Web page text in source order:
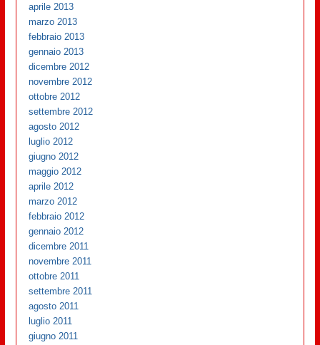
aprile 2013
marzo 2013
febbraio 2013
gennaio 2013
dicembre 2012
novembre 2012
ottobre 2012
settembre 2012
agosto 2012
luglio 2012
giugno 2012
maggio 2012
aprile 2012
marzo 2012
febbraio 2012
gennaio 2012
dicembre 2011
novembre 2011
ottobre 2011
settembre 2011
agosto 2011
luglio 2011
giugno 2011